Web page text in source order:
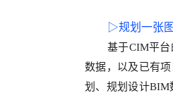
▷规划一张
基于CIM平台
数据，以及已有
划、规划设计BIM